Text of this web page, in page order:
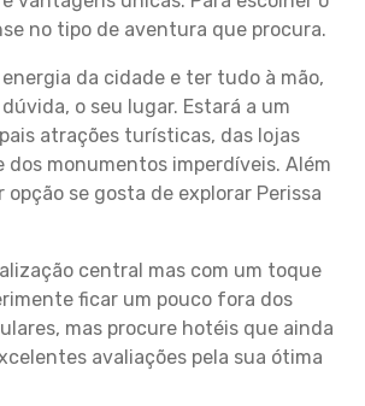
no tipo de aventura que procura.
da cidade e ter tudo à mão,
dúvida, o seu lugar. Estará a um
atrações turísticas, das lojas
dos monumentos imperdíveis. Além
opção se gosta de explorar Perissa
central mas com um toque
ficar um pouco fora dos
mas procure hotéis que ainda
avaliações pela sua ótima